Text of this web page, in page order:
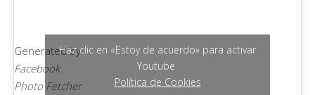
Generated by
Facebook
Photo Fetcher
Haz clic en «Estoy de acuerdo» para activar
Youtube
Política de Cookies